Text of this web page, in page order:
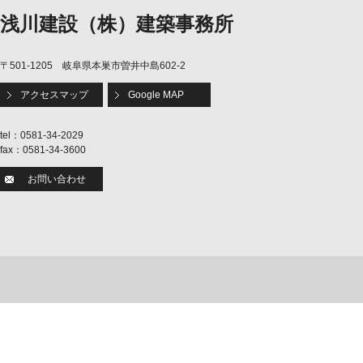
浅川建設（株）建築事務所
〒501-1205 岐阜県本巣市曽井中島602-2
アクセスマップ Google MAP
tel：0581-34-2029
fax：0581-34-3600
お問い合わせ